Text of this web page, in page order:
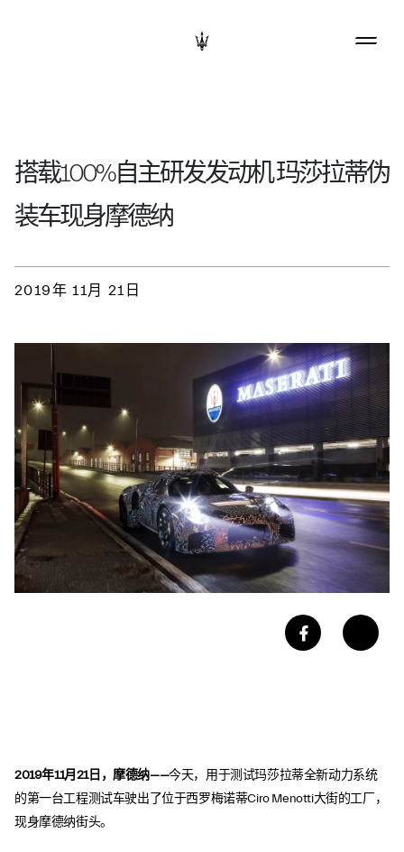
搭载100%自主研发发动机 玛莎拉蒂伪
装车现身摩德纳
2019年 11月 21日
2019年11月21日，摩德纳——今天，用于测试玛莎拉蒂全新动力系统
的第一台工程测试车驶出了位于西罗梅诺蒂Ciro Menotti大街的工厂，
现身摩德纳街头。